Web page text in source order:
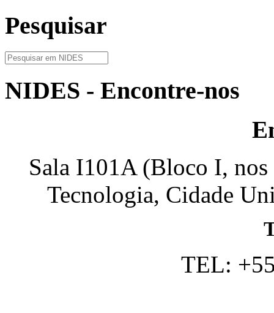
Pesquisar
NIDES - Encontre-nos
Sala I101A (Bloco I,
Tecnologia, Cidade
TEL: